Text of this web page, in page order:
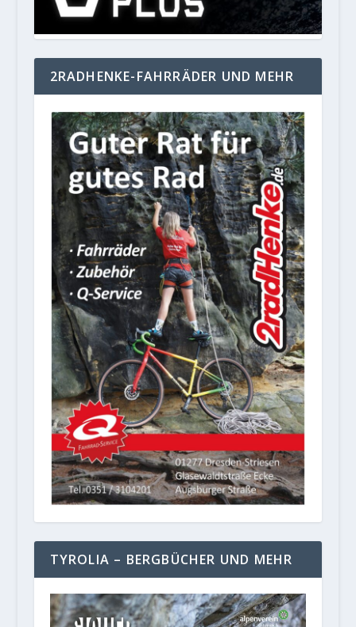
2RADHENKE-FAHRRÄDER UND MEHR
TYROLIA – BERGBÜCHER UND MEHR